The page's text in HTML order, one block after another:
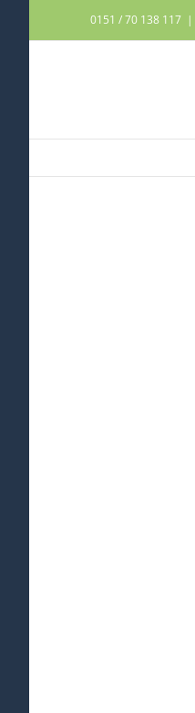
Inhalt
0151 / 70 138 117 |